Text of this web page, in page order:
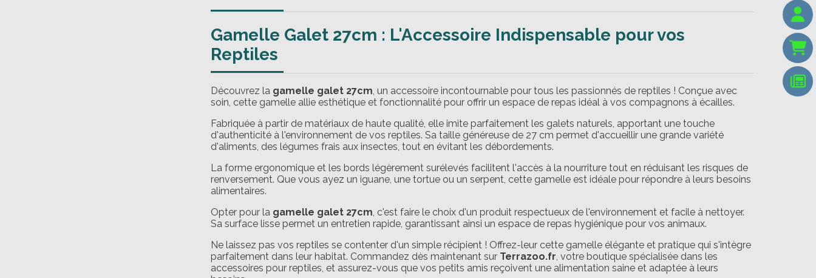
Gamelle Galet 27cm : L'Accessoire Indispensable pour vos
Reptiles
Découvrez la gamelle galet 27cm, un accessoire incontournable pour tous les passionnés de reptiles ! Conçue avec
soin, cette gamelle allie esthétique et fonctionnalité pour offrir un espace de repas idéal à vos compagnons à écailles.
Fabriquée à partir de matériaux de haute qualité, elle imite parfaitement les galets naturels, apportant une touche
d'authenticité à l'environnement de vos reptiles. Sa taille généreuse de 27 cm permet d'accueillir une grande variété
d'aliments, des légumes frais aux insectes, tout en évitant les débordements.
La forme ergonomique et les bords légèrement surélevés facilitent l'accès à la nourriture tout en réduisant les risques de
renversement. Que vous ayez un iguane, une tortue ou un serpent, cette gamelle est idéale pour répondre à leurs besoins
alimentaires.
Opter pour la gamelle galet 27cm, c'est faire le choix d'un produit respectueux de l'environnement et facile à nettoyer.
Sa surface lisse permet un entretien rapide, garantissant ainsi un espace de repas hygiénique pour vos animaux.
Ne laissez pas vos reptiles se contenter d'un simple récipient ! Offrez-leur cette gamelle élégante et pratique qui s'intègre
parfaitement dans leur habitat. Commandez dès maintenant sur Terrazoo.fr, votre boutique spécialisée dans les
accessoires pour reptiles, et assurez-vous que vos petits amis reçoivent une alimentation saine et adaptée à leurs